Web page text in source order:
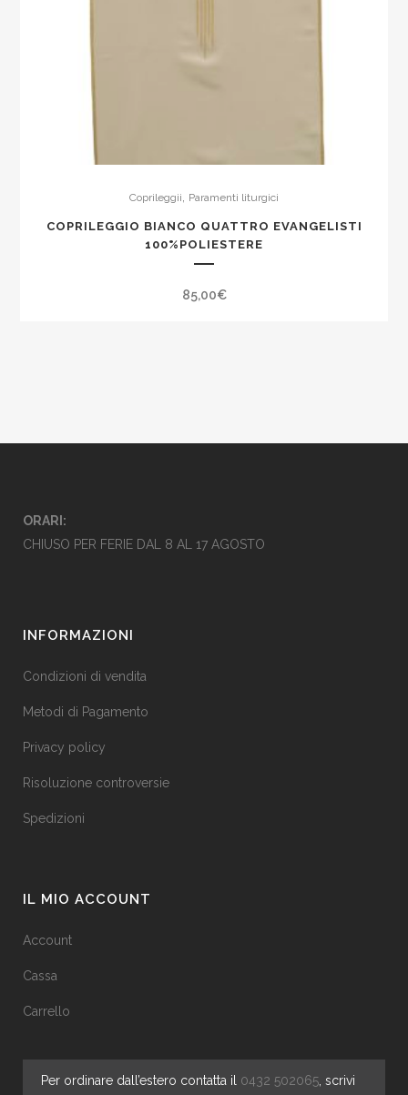
Coprileggii, Paramenti liturgici
COPRILEGGIO BIANCO QUATTRO EVANGELISTI
100%POLIESTERE
85,00€
ORARI:
CHIUSO PER FERIE DAL 8 AL 17 AGOSTO
INFORMAZIONI
Condizioni di vendita
Metodi di Pagamento
Privacy policy
Risoluzione controversie
Spedizioni
IL MIO ACCOUNT
Account
Cassa
Carrello
Per ordinare dall’estero contatta il 0432 502065, scrivi